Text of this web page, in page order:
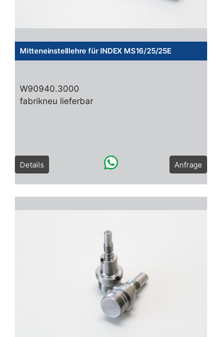
Mitteneinstelllehre für INDEX MS16/25/25E
W90940.3000
fabrikneu lieferbar
Details Anfrage